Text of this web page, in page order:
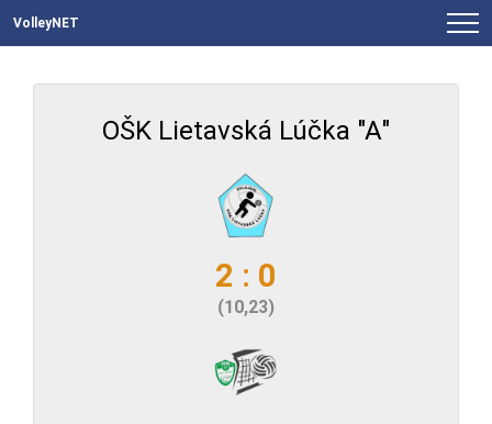
VolleyNET
OŠK Lietavská Lúčka "A"
2 : 0
(10,23)